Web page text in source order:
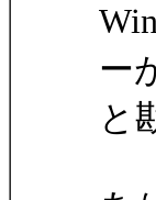
ー
と